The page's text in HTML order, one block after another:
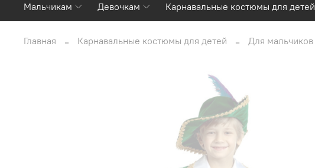
Мальчикам Девочкам Карнавальные костюмы для детей
Главная Карнавальные костюмы для детей Для мальчиков